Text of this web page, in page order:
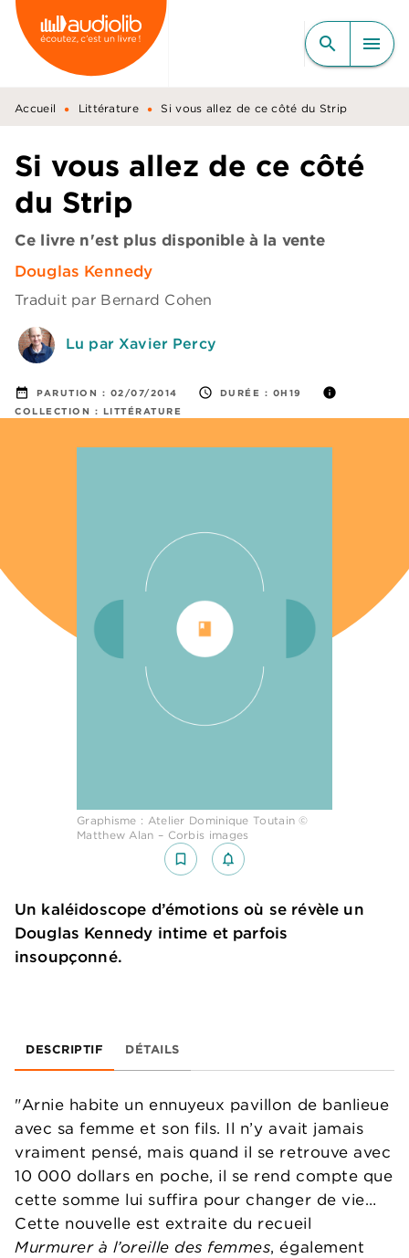
MENU RECHERCHE
CONTENU
PIED DE PAGE
search menu
Accueil • Littérature • Si vous allez de ce côté du Strip
Si vous allez de ce côté
du Strip
Ce livre n'est plus disponible à la vente
Douglas Kennedy
Traduit par Bernard Cohen
Lu par Xavier Percy
date_range PARUTION : 02/07/2014 access_time DURÉE : 0H19 info
COLLECTION : LITTÉRATURE
Graphisme : Atelier Dominique Toutain ©
Matthew Alan – Corbis images
bookmark_border notifications_none_outlined
Un kaléidoscope d’émotions où se révèle un
Douglas Kennedy intime et parfois
insoupçonné.
DESCRIPTIF DÉTAILS
"Arnie habite un ennuyeux pavillon de banlieue
avec sa femme et son fils. Il n’y avait jamais
vraiment pensé, mais quand il se retrouve avec
10 000 dollars en poche, il se rend compte que
cette somme lui suffira pour changer de vie…
Cette nouvelle est extraite du recueil
Murmurer à l’oreille des femmes, également